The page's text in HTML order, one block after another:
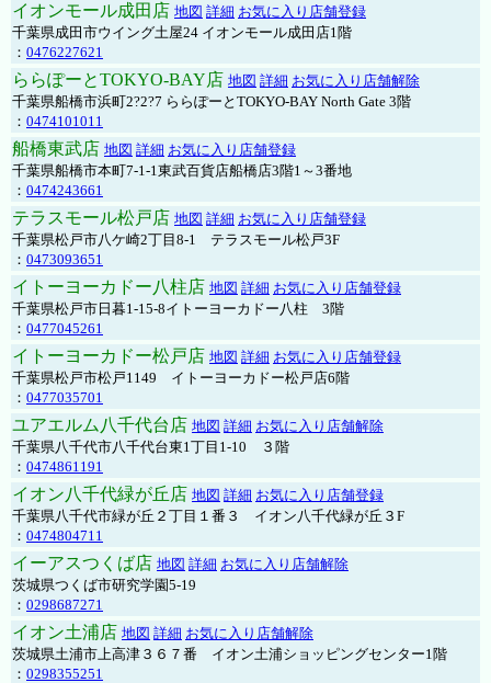
イオンモール成田店 地図 詳細 お気に入り店舗登録
千葉県成田市ウイング土屋24 イオンモール成田店1階
： 0476227621
ららぽーとTOKYO-BAY店 地図 詳細 お気に入り店舗解除
千葉県船橋市浜町2?2?7 ららぽーとTOKYO-BAY North Gate 3階
： 0474101011
船橋東武店 地図 詳細 お気に入り店舗登録
千葉県船橋市本町7-1-1東武百貨店船橋店3階1～3番地
： 0474243661
テラスモール松戸店 地図 詳細 お気に入り店舗登録
千葉県松戸市八ケ崎2丁目8-1 テラスモール松戸3F
： 0473093651
イトーヨーカドー八柱店 地図 詳細 お気に入り店舗登録
千葉県松戸市日暮1-15-8イトーヨーカドー八柱 3階
： 0477045261
イトーヨーカドー松戸店 地図 詳細 お気に入り店舗登録
千葉県松戸市松戸1149 イトーヨーカドー松戸店6階
： 0477035701
ユアエルム八千代台店 地図 詳細 お気に入り店舗解除
千葉県八千代市八千代台東1丁目1-10 ３階
： 0474861191
イオン八千代緑が丘店 地図 詳細 お気に入り店舗登録
千葉県八千代市緑が丘２丁目１番３ イオン八千代緑が丘３F
： 0474804711
イーアスつくば店 地図 詳細 お気に入り店舗解除
茨城県つくば市研究学園5-19
： 0298687271
イオン土浦店 地図 詳細 お気に入り店舗解除
茨城県土浦市上高津３６７番 イオン土浦ショッピングセンター1階
： 0298355251